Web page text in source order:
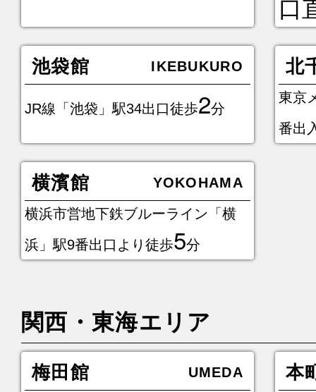
口
池袋館 IKEBUKURO
JR線「池袋」駅34出口徒歩2分
北
東京
番出
横濱館
YOKOHAMA
横浜市営地下鉄ブルーライン「横
浜」駅9番出口より徒歩5分
関西・東海エリア
梅田館 UMEDA 本